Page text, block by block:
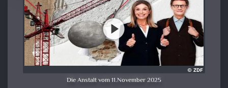
Die Anstalt vom 11.November 2025